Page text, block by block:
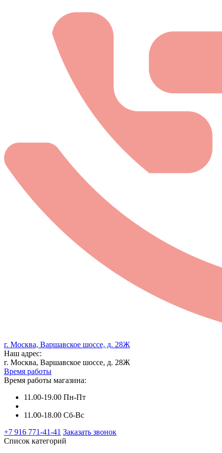
г. Москва, Варшавское шоссе, д. 28Ж
Наш адрес:
г. Москва, Варшавское шоссе, д. 28Ж
Время работы
Время работы магазина:
11.00-19.00 Пн-Пт
11.00-18.00 Сб-Вс
+7 916 771-41-41 Заказать звонок
Список категорий